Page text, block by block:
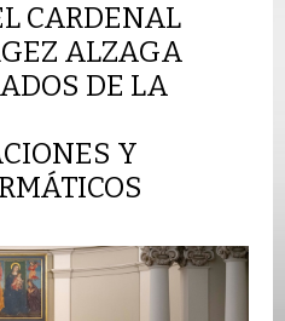
CARDENAL
ALZAGA
DE LA
Y